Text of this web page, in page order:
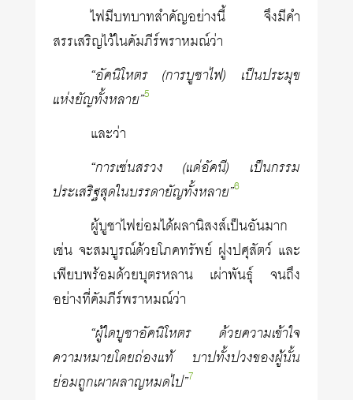
ไฟมีบทบาทสำคัญอย่างนี้ จึงมีคำ
สรรเสริญไว้ในคัมภีร์พราหมณ์ว่า
“อัคนิโหตร (การบูชาไฟ) เป็นประมุข
แห่งยัญทั้งหลาย”5
และว่า
“การเซ่นสรวง (แด่อัคนี) เป็นกรรม
ประเสริฐสุดในบรรดายัญทั้งหลาย”6
ผู้บูชาไฟย่อมได้ผลานิสงส์เป็นอันมาก
เช่น จะสมบูรณ์ด้วยโภคทรัพย์ ฝูงปศุสัตว์ และ
เพียบพร้อมด้วยบุตรหลาน เผ่าพันธุ์ จนถึง
อย่างที่คัมภีร์พราหมณ์ว่า
“ผู้ใดบูชาอัคนิโหตร ด้วยความเข้าใจ
ความหมายโดยถ่องแท้ บาปทั้งปวงของผู้นั้น
ย่อมถูกเผาผลาญหมดไป”7